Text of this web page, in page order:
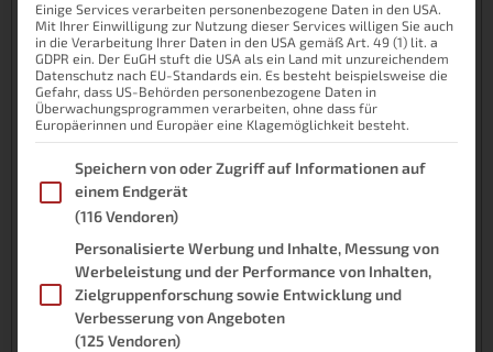
Die Steckplatine
Der elektrische Aufbau
Kleine Lötarbeiten
Der Sender
Der Empfänger
Die Verkabelung
Die Software vorbereiten und installieren
Die Git-Tools
Herunterladen und Einrichten von pilight
Installation von Pilight
Die Grundeinrichtung von Pilight
Testen und Steuern
Der Empfänger
Einige Services verarbeiten personenbezogene Daten in den USA.
Mit Ihrer Einwilligung zur Nutzung dieser Services willigen Sie auch
in die Verarbeitung Ihrer Daten in den USA gemäß Art. 49 (1) lit. a
GDPR ein. Der EuGH stuft die USA als ein Land mit unzureichendem
Datenschutz nach EU-Standards ein. Es besteht beispielsweise die
Gefahr, dass US-Behörden personenbezogene Daten in
Überwachungsprogrammen verarbeiten, ohne dass für
Europäerinnen und Europäer eine Klagemöglichkeit besteht.
Im Folgenden finden Sie eine Liste der Zwecke des IAB
Speichern von oder Zugriff auf Informationen auf
einem Endgerät
(116 Vendoren)
Personalisierte Werbung und Inhalte, Messung von
Werbeleistung und der Performance von Inhalten,
Zielgruppenforschung sowie Entwicklung und
Verbesserung von Angeboten
(125 Vendoren)